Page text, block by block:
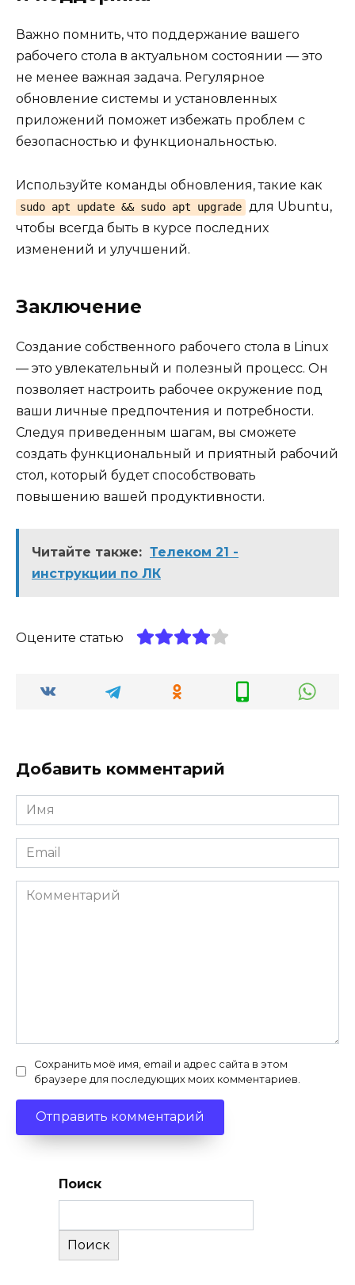
Важно помнить, что поддержание вашего
рабочего стола в актуальном состоянии — это
не менее важная задача. Регулярное
обновление системы и установленных
приложений поможет избежать проблем с
безопасностью и функциональностью.
Используйте команды обновления, такие как
sudo apt update && sudo apt upgrade
для Ubuntu,
чтобы всегда быть в курсе последних
изменений и улучшений.
Заключение
Создание собственного рабочего стола в Linux
— это увлекательный и полезный процесс. Он
позволяет настроить рабочее окружение под
ваши личные предпочтения и потребности.
Следуя приведенным шагам, вы сможете
создать функциональный и приятный рабочий
стол, который будет способствовать
повышению вашей продуктивности.
Читайте также: Телеком 21 -
инструкции по ЛК
Оцените статью
Добавить комментарий
Имя
*
Email
*
Комментарий
Сохранить моё имя, email и адрес сайта в этом
браузере для последующих моих комментариев.
Поиск
Поиск